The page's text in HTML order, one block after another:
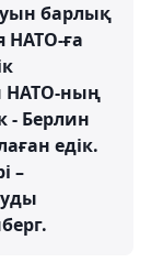
барлық
НАТО-ға
НАТО-ның
- Берлин
едік.
–